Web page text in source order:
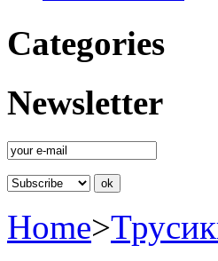
Categories
Newsletter
Home>